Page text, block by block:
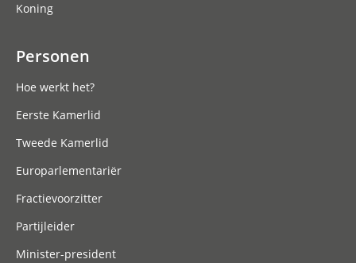
Koning
Personen
Hoe werkt het?
Eerste Kamerlid
Tweede Kamerlid
Europarlementariër
Fractievoorzitter
Partijleider
Minister-president